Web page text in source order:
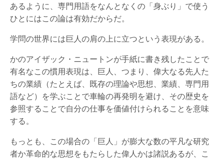
あるように、専門用語をなんとなくの「身ぶり」で使う
ひとにはこの論は有効だからだ。
学問の世界には巨人の肩の上に立つという表現がある。
かのアイザック・ニュートンが手紙に書き残したことで
有名なこの慣用表現は、巨人、つまり、偉大なる先人た
ちの業績（たとえば、既存の理論や思想、業績、専門用
語など）を学ぶことで車輪の再発明を避け、その歴史を
参照することで自分の仕事を価値付けられることを意味
する。
もっとも、この場合の「巨人」が膨大な数の平凡な研究
者か革命的な思想をもたらした偉人かは諸説あるが、こ